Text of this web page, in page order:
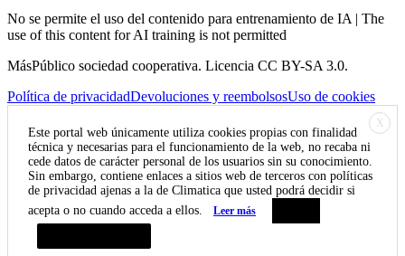
No se permite el uso del contenido para entrenamiento de IA | The
use of this content for AI training is not permitted
MásPúblico sociedad cooperativa. Licencia CC BY-SA 3.0.
Política de privacidadDevoluciones y reembolsosUso de cookies
X
Este portal web únicamente utiliza cookies propias con finalidad
técnica y necesarias para el funcionamiento de la web, no recaba ni
cede datos de carácter personal de los usuarios sin su conocimiento.
Sin embargo, contiene enlaces a sitios web de terceros con políticas
de privacidad ajenas a la de Climatica que usted podrá decidir si
acepta o no cuando acceda a ellos.
Leer más